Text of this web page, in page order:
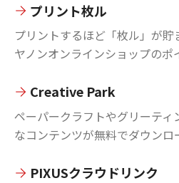
プリント枚ル
プリントするほど「枚ル」が
ヤノンオンラインショップのポ
Creative Park
ペーパークラフトやグリーティ
なコンテンツが無料でダウンロ
PIXUSクラウドリンク